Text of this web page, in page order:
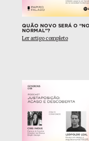
QUÃO NOVO SERÁ O
NORMAL”?
Ler artigo completo